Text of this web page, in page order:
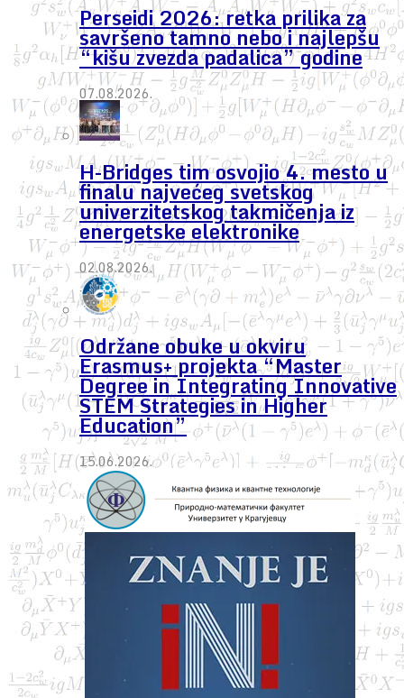
Perseidi 2026: retka prilika za
savršeno tamno nebo i najlepšu
“kišu zvezda padalica” godine
07.08.2026.
H-Bridges tim osvojio 4. mesto u
finalu najvećeg svetskog
univerzitetskog takmičenja iz
energetske elektronike
02.08.2026.
Održane obuke u okviru
Erasmus+ projekta “Master
Degree in Integrating Innovative
STEM Strategies in Higher
Education”
15.06.2026.